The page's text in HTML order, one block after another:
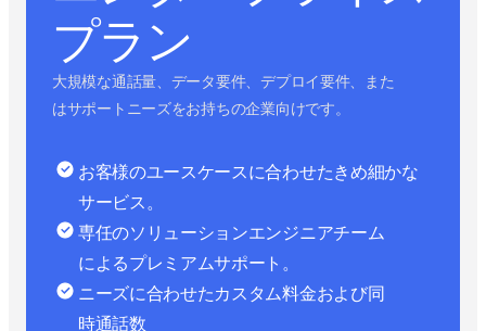
プラン
大規模な通話量、データ要件、デプロイ要件、また
はサポートニーズをお持ちの企業向けです。
お客様のユースケースに合わせたきめ細かな
サービス。
専任のソリューションエンジニアチーム
によるプレミアムサポート。
ニーズに合わせたカスタム料金および同
時通話数